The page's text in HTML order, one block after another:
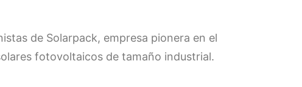
de Solarpack, empresa pionera en el
fotovoltaicos de tamaño industrial.